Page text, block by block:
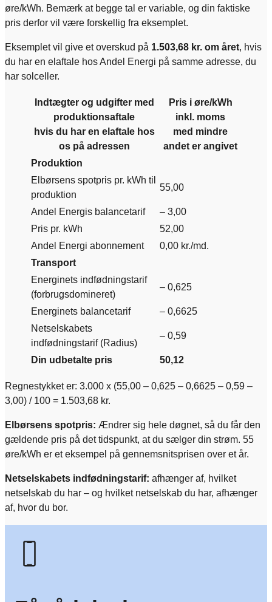
øre/kWh. Bemærk at begge tal er variable, og din faktiske
pris derfor vil være forskellig fra eksemplet.
Eksemplet vil give et overskud på 1.503,68 kr. om året, hvis
du har en elaftale hos Andel Energi på samme adresse, du
har solceller.
Indtægter og udgifter med
produktionsaftale
hvis du har en elaftale hos
os på adressen
Pris i øre/kWh
inkl. moms
med mindre
andet er angivet
Produktion
Elbørsens spotpris pr. kWh til
produktion
55,00
Andel Energis balancetarif
– 3,00
Pris pr. kWh
52,00
Andel Energi abonnement
0,00 kr./md.
Transport
Energinets indfødningstarif
(forbrugsdomineret)
– 0,625
Energinets balancetarif
– 0,6625
Netselskabets
indfødningstarif (Radius)
– 0,59
Din udbetalte pris 50,12
Regnestykket er: 3.000 x (55,00 – 0,625 – 0,6625 – 0,59 –
3,00) / 100 = 1.503,68 kr.
Elbørsens spotpris: Ændrer sig hele døgnet, så du får den
gældende pris på det tidspunkt, at du sælger din strøm. 55
øre/kWh er et eksempel på gennemsnitsprisen over et år.
Netselskabets indfødningstarif: afhænger af, hvilket
netselskab du har – og hvilket netselskab du har, afhænger
af, hvor du bor.